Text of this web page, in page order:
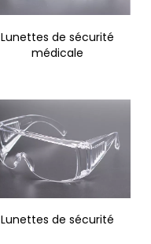
Lunettes de sécurité
médicale
Lunettes de sécurité